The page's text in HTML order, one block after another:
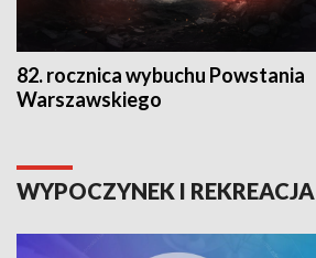
82. rocznica wybuchu Powstania
Warszawskiego
WYPOCZYNEK I REKREACJA